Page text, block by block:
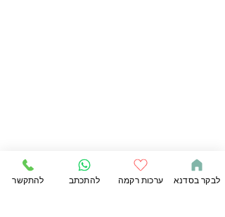
להתקשר להתכתב ערכות רקמה לבקר בסדנא